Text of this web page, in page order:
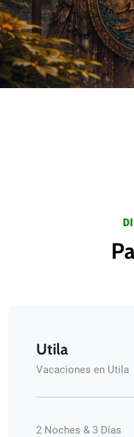
Utila
Vacaciones en Utila
2 Noches & 3 Días